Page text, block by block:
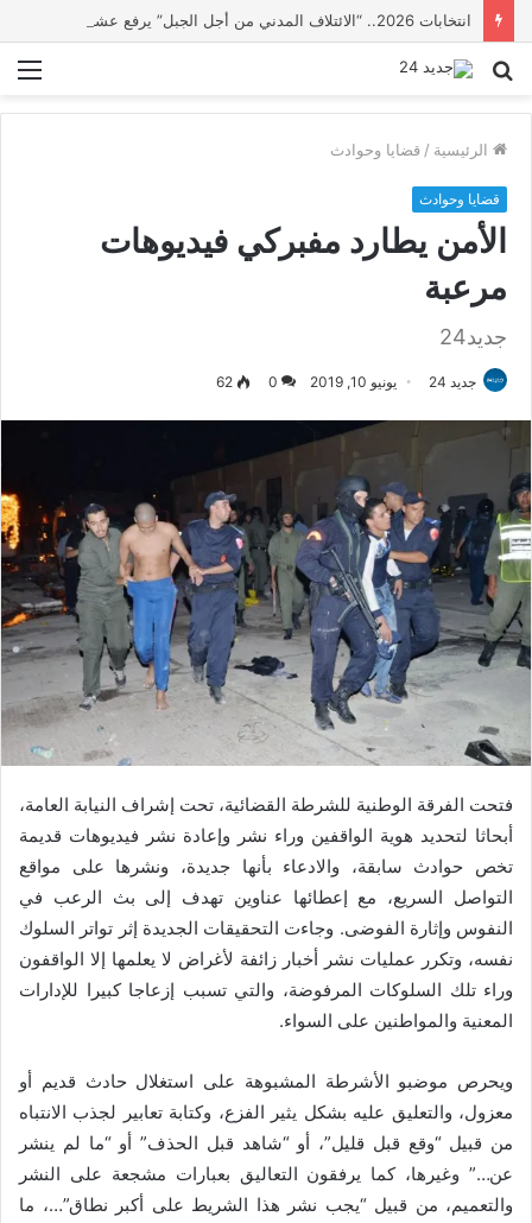
بحث
الرئيسية / قضايا وحوادث
قضايا وحوادث
الأمن يطارد مفبركي فيديوهات
مرعبة
جديد24
جديد 24 يونيو 10, 2019 0
62
فتحت الفرقة الوطنية للشرطة القضائية، تحت إشراف النيابة العامة،
أبحاثا لتحديد هوية الواقفين وراء نشر وإعادة نشر فيديوهات قديمة
تخص حوادث سابقة، والادعاء بأنها جديدة، ونشرها على مواقع
التواصل السريع، مع إعطائها عناوين تهدف إلى بث الرعب في
النفوس وإثارة الفوضى. وجاءت التحقيقات الجديدة إثر تواتر السلوك
نفسه، وتكرر عمليات نشر أخبار زائفة لأغراض لا يعلمها إلا الواقفون
وراء تلك السلوكات المرفوضة، والتي تسبب إزعاجا كبيرا للإدارات
المعنية والمواطنين على السواء.
ويحرص موضبو الأشرطة المشبوهة على استغلال حادث قديم أو
معزول، والتعليق عليه بشكل يثير الفزع، وكتابة تعابير لجذب الانتباه
من قبيل “وقع قبل قليل”، أو “شاهد قبل الحذف” أو “ما لم ينشر
عن…” وغيرها، كما يرفقون التعاليق بعبارات مشجعة على النشر
والتعميم، من قبيل “يجب نشر هذا الشريط على أكبر نطاق”…، ما